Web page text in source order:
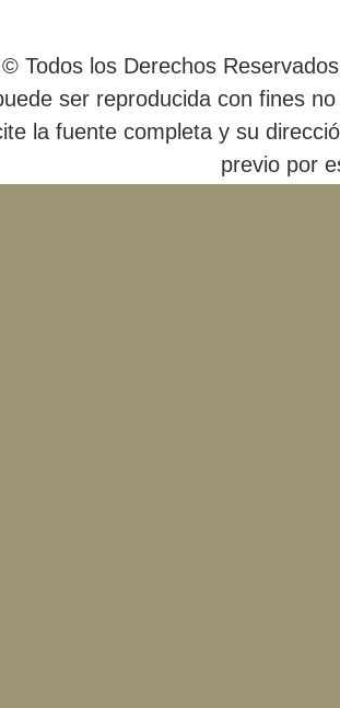
© Todos los Derechos
ser reproducida con fines
la fuente completa y su
previo por